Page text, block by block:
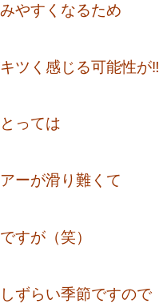
やすくなるため
ツく感じる可能性が‼️
っては
ーが滑り難くて
すが（笑）
ずらい季節ですので